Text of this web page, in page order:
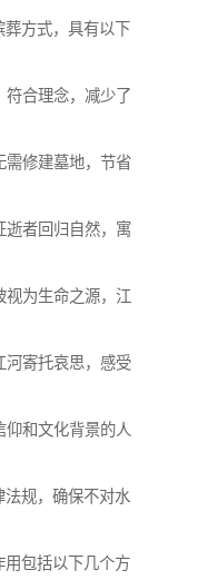
方式，具有以下
符合理念，减少了
需修建墓地，节省
逝者回归自然，寓
视为生命之源，江
河寄托哀思，感受
仰和文化背景的人
法规，确保不对水
用包括以下几个方